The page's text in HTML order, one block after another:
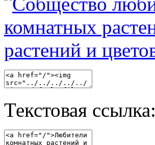
Текстовая ссылка: